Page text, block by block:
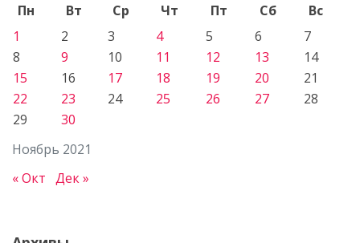
Ноябрь 2021
Пн Вт Ср Чт Пт Сб
Вс
1
2 3 4 5 6
7
8
9 10 11 12 13
14
15
16 17 18 19 20
21
22
23 24 25 26 27
28
29
30
« Окт Дек »